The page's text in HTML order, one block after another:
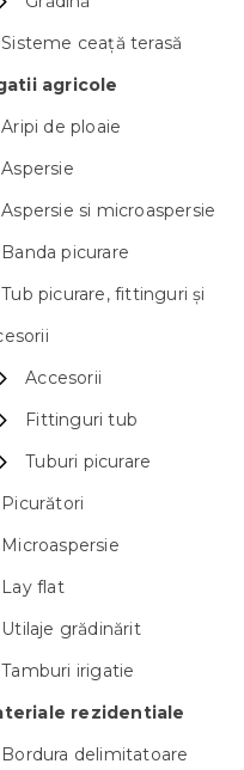
Sisteme ceață terasă
agricole
Aripi de ploaie
Aspersie
Aspersie si microaspersie
Banda picurare
Tub picurare, fittinguri și
Accesorii
Fittinguri tub
Tuburi picurare
Picurători
Microaspersie
Lay flat
Utilaje grădinărit
Tamburi irigatie
rezidentiale
Bordura delimitatoare